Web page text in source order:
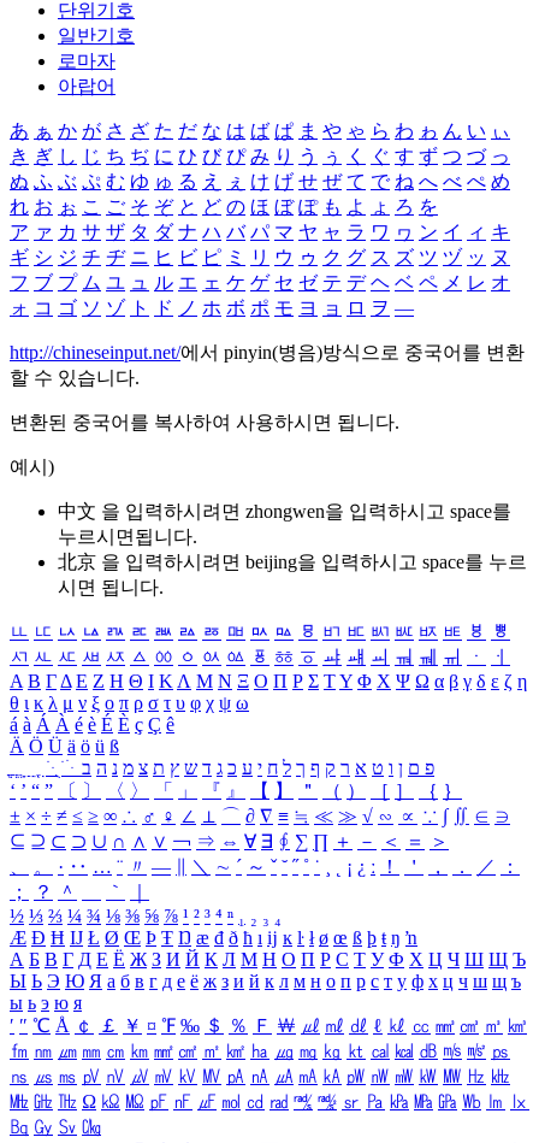
단위기호
일반기호
로마자
아랍어
あ ぁ か が さ ざ た だ な は ば ぱ ま や ゃ ら わ ゎ ん い ぃ
き ぎ し じ ち ぢ に ひ び ぴ み り う ぅ く ぐ す ず つ づ っ
ぬ ふ ぶ ぷ む ゆ ゅ る え ぇ け げ せ ぜ て で ね へ べ ぺ め
れ お ぉ こ ご そ ぞ と ど の ほ ぼ ぽ も よ ょ ろ を
ア ァ カ サ ザ タ ダ ナ ハ バ パ マ ヤ ャ ラ ワ ヮ ン イ ィ キ
ギ シ ジ チ ヂ ニ ヒ ビ ピ ミ リ ウ ゥ ク グ ス ズ ツ ヅ ッ ヌ
フ ブ プ ム ユ ュ ル エ ェ ケ ゲ セ ゼ テ デ ヘ ベ ペ メ レ オ
ォ コ ゴ ソ ゾ ト ド ノ ホ ボ ポ モ ヨ ョ ロ ヲ ―
http://chineseinput.net/에서 pinyin(병음)방식으로 중국어를 변환
할 수 있습니다.
변환된 중국어를 복사하여 사용하시면 됩니다.
예시)
中文 을 입력하시려면 zhongwen을 입력하시고 space를
누르시면됩니다.
北京 을 입력하시려면 beijing을 입력하시고 space를 누르
시면 됩니다.
ㅥ ㅦ ㅧ ㅨ ㅩ ㅪ ㅫ ㅬ ㅭ ㅮ ㅯ ㅰ ㅱ ㅲ ㅳ ㅴ ㅵ ㅶ ㅷ ㅸ
ㅹ
ㅺ ㅻ ㅼ ㅽ ㅾ ㅿ ㆀ ㆁ ㆂ ㆃ ㆄ ㆅ ㆆ ㆇ ㆈ ㆉ ㆊ ㆋ ㆌ ㆍ
ㆎ
Α Β ΓΔ Ε Ζ Η Θ Ι ΚΛ Μ Ν Ξ Ο Π Ρ Σ ΤΥ Φ Χ Ψ Ω α β γ δ ε ζ η
θ ι κ λ μ ν ξ ο π ρ σ τ υ φ χ ψ ω
á à Á À é è É È ç Ç ê
Ä Ö Ü ä ö ü ß
ִֶֹ ֻּ ׁׂ פ ם ן ו ט א ר ק ף ך ל ח י ע כ ג ד ש ץ ת צ מ נ ה ב
‘ ’ “ ” 〔 〕 〈 〉 「 」 『 』 【 】 ＂ （ ） ［ ］ ｛ ｝
± × ÷ ≠ ≤ ≥ ∞ ∴ ♂ ♀ ∠ ⊥ ⌒ ∂ ∇ ≡ ≒ ≪ ≫ √ ∽ ∝ ∵ ∫ ∬ ∈ ∋
⊆ ⊇ ⊂ ⊃ ∪ ∩ ∧ ∨ ￢ ⇒ ⇔ ∀ ∃ ∮ ∑ ∏ ＋ － ＜ ＝
＞
、
。 · ‥ … ¨ 〃 ― ＼ ∼ ´ ～ ˇ ˘ ˝ ˚ ˙ ¸ ¡ ¿ ː ！ ＇ ， ． ／
：
；
？ ＾ ｀
½ ⅓ ⅔ ¼ ¾ ⅛ ⅜ ⅝ ⅞ ¹ ² ³ ⁴ ⁿ ₁ ₂ ₃ ₄
Æ Ð Ħ Ĳ Ł Ø Œ Þ Ŧ Ŋ æ đ ð ħ ı ĳ ĸ ŀ ł ø œ ß þ ŧ ŋ ŉ
А Б В Г Д Е Ё Ж З И Й К Л М Н О П Р С Т У Ф Х Ц Ч Ш Щ Ъ
Ы Ь Э Ю Я а б в г д е ё ж з и й к л м н о п р с т у ф х ц ч ш щ ъ
ы ь э ю я
′ ″ ℃ Å ￠ ￡ ￥ ¤ ℉ ‰ ＄ ％ Ｆ ￦ ㎕ ㎖ ㎗ ℓ ㎘ ㏄ ㎣ ㎤ ㎥ ㎦
㎙ ㎚ ㎛ ㎜ ㎝ ㎞ ㎟ ㎠ ㎡ ㎢ ㏊ ㎍ ㎎ ㎏ ㏏ ㎈ ㎉ ㏈ ㎧ ㎨ ㎰
㎱ ㎲ ㎳ ㎴ ㎵ ㎶ ㎷ ㎸ ㎹ ㎀ ㎁ ㎂ ㎃ ㎄ ㎺ ㎻ ㎽ ㎾ ㎿ ㎐ ㎑
㎒ ㎓ ㎔ Ω ㏀ ㏁ ㎊ ㎋ ㎌ ㏖ ㏅ ㎭ ㎮ ㎯ ㏛ ㎩ ㎪ ㎫ ㎬ ㏝ ㏐
㏓
㏃ ㏉ ㏜ ㏆